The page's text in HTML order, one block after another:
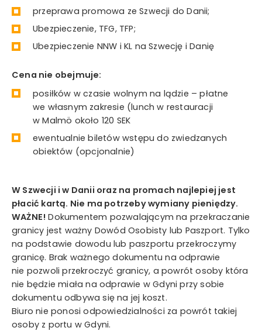
przeprawa promowa ze Szwecji do Danii;
Ubezpieczenie, TFG, TFP;
Ubezpieczenie NNW i KL na Szwecję i Danię
Cena nie obejmuje:
posiłków w czasie wolnym na lądzie – płatne
we własnym zakresie (lunch w restauracji
w Malmö około 120 SEK
ewentualnie biletów wstępu do zwiedzanych
obiektów (opcjonalnie)
W Szwecji i w Danii oraz na promach najlepiej jest
płacić kartą. Nie ma potrzeby wymiany pieniędzy.
WAŻNE! Dokumentem pozwalającym na przekraczanie
granicy jest ważny Dowód Osobisty lub Paszport. Tylko
na podstawie dowodu lub paszportu przekroczymy
granicę. Brak ważnego dokumentu na odprawie
nie pozwoli przekroczyć granicy, a powrót osoby która
nie będzie miała na odprawie w Gdyni przy sobie
dokumentu odbywa się na jej koszt.
Biuro nie ponosi odpowiedzialności za powrót takiej
osoby z portu w Gdyni.